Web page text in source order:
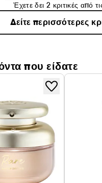
Έχετε δει 2 κριτικές από
Δείτε περισσότερες
που είδατε